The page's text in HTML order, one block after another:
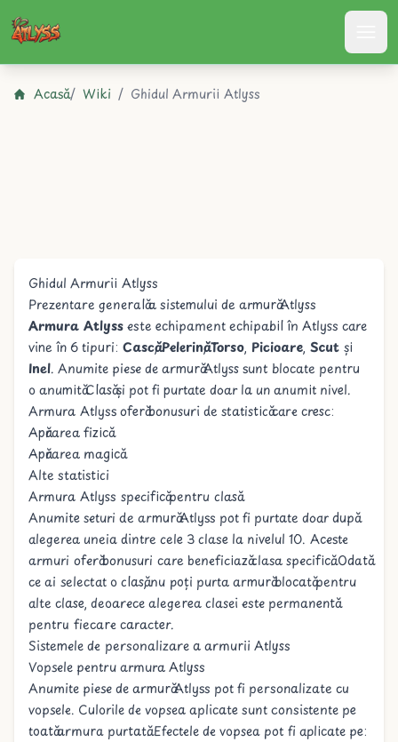
Atlyss
Acasă / Wiki / Ghidul Armurii Atlyss
Ghidul Armurii Atlyss
Prezentare generală a sistemului de armură Atlyss
Armura Atlysseste echipament echipabil în Atlyss care
vine în 6 tipuri: Cască,Pelerină,Torso, Picioare, Scut și
Inel. Anumite piese de armură Atlyss sunt blocate pentru
o anumităClasăși pot fi purtate doar la un anumit nivel.
Armura Atlyss oferă bonusuri de statistică care cresc:
Apărarea fizică
Apărarea magică
Alte statistici
Armura Atlyss specifică pentru clasă
Anumite seturi de armură Atlyss pot fi purtate doar după
alegerea uneia dintre cele 3 clase la nivelul 10. Aceste
armuri oferă bonusuri care beneficiază clasa specifică. Odată
ce ai selectat o clasă, nu poți purta armură blocată pentru
alte clase, deoarece alegerea clasei este permanentă
pentru fiecare caracter.
Sistemele de personalizare a armurii Atlyss
Vopsele pentru armura Atlyss
Anumite piese de armură Atlyss pot fi personalizate cu
vopsele. Culorile de vopsea aplicate sunt consistente pe
toată armura purtată. Efectele de vopsea pot fi aplicate pe: